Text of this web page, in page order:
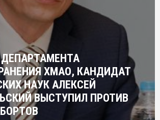
ХМАО, КАНДИДАТ
НАУК АЛЕКСЕЙ
ВЫСТУПИЛ ПРОТИВ